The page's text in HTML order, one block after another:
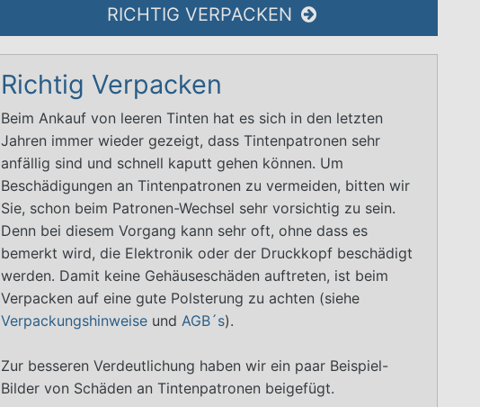
RICHTIG VERPACKEN
Richtig Verpacken
Beim Ankauf von leeren Tinten hat es sich in den letzten
Jahren immer wieder gezeigt, dass Tintenpatronen sehr
anfällig sind und schnell kaputt gehen können. Um
Beschädigungen an Tintenpatronen zu vermeiden, bitten wir
Sie, schon beim Patronen-Wechsel sehr vorsichtig zu sein.
Denn bei diesem Vorgang kann sehr oft, ohne dass es
bemerkt wird, die Elektronik oder der Druckkopf beschädigt
werden. Damit keine Gehäuseschäden auftreten, ist beim
Verpacken auf eine gute Polsterung zu achten (siehe
Verpackungshinweise und AGB´s).
Zur besseren Verdeutlichung haben wir ein paar Beispiel-
Bilder von Schäden an Tintenpatronen beigefügt.